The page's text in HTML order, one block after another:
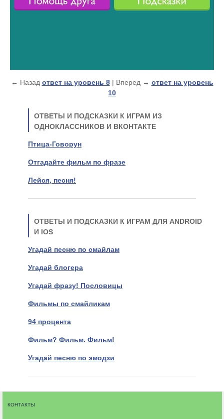
← Назад ответ на уровень 8| Вперед → ответ на уровень
10
ОТВЕТЫ И ПОДСКАЗКИ К ИГРАМ ИЗ
ОДНОКЛАССНИКОВ И ВКОНТАКТЕ
Птица-Говорун
Отгадайте фильм по фразе
Лейся, песня!
ОТВЕТЫ И ПОДСКАЗКИ К ИГРАМ ДЛЯ ANDROID
И IOS
Угадай песню по смайлам
Угадай блогера
Угадай фразу! Пословицы
Фильмы по смайликам
94 процента
Фильм? Фильм. Фильм!
Угадай песню по эмодзи
КОНТАКТЫ